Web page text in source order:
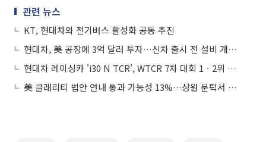
관련 뉴스
KT, 현대차와 전기버스 활성화 공동 추진
현대차, 美 공장에 3억 달러 투자…신차 출시 전 설비 개선 목적
현대차 레이싱카 'i30 N TCR', WTCR 7차 대회 1ㆍ2위 휩쓸어
美 클래리티 법안 연내 통과 가능성 13%…상원 문턱서 제동